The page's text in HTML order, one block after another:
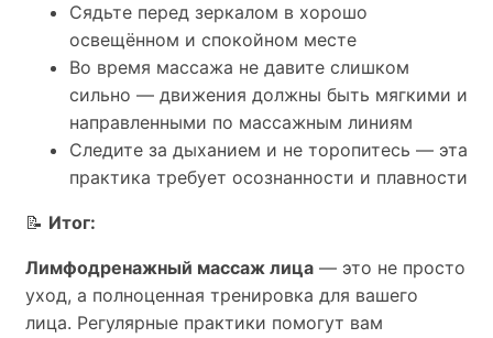
Сядьте перед зеркалом в хорошо
освещённом и спокойном месте
Во время массажа не давите слишком
сильно — движения должны быть мягкими и
направленными по массажным линиям
Следите за дыханием и не торопитесь — эта
практика требует осознанности и плавности
📝 Итог:
Лимфодренажный массаж лица — это не просто
уход, а полноценная тренировка для вашего
лица. Регулярные практики помогут вам